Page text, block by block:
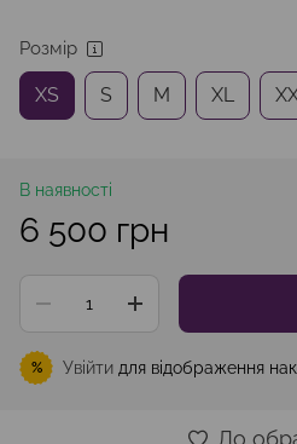
Розмір
XS S M XL
В наявності
6 500 грн
% Увійти для відображення
До